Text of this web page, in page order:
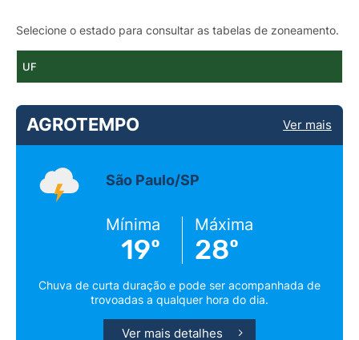
Selecione o estado para consultar as tabelas de zoneamento.
UF
AGROTEMPO Ver mais
São Paulo/SP
Mínima
19º
Máxima
28º
Chuva de curta duração e pode ser acompanhada de
trovoadas a qualquer hora do dia.
Ver mais detalhes